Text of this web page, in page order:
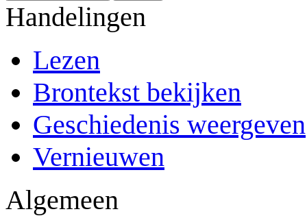
Handelingen
Lezen
Brontekst bekijken
Geschiedenis weergeven
Vernieuwen
Algemeen